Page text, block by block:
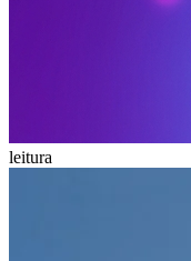
leitura